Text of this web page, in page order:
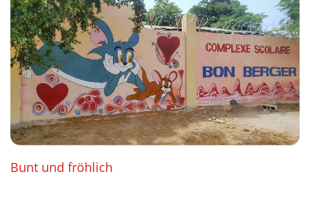
Bunt und fröhlich